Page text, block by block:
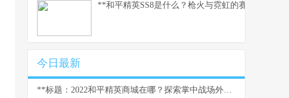
**和平精英SS8是什么？枪火与霓虹的赛季回想**
今日最新
**标题：2022和平精英商城在哪？探索掌中战场外的军备仓库**